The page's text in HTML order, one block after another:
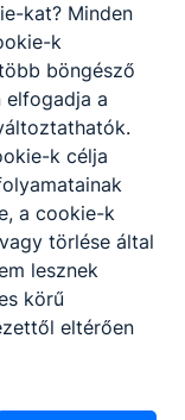
kat? Minden
k
böngésző
elfogadja a
k célja
a cookie-k
törlése által
lesznek
körű
eltérően